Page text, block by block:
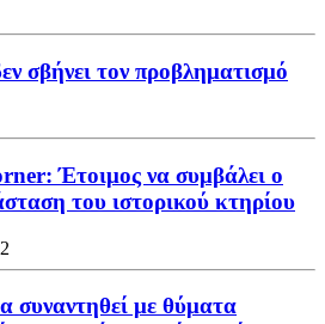
σβήνει τoν προβληματισμό
Έτοιμος να συμβάλει ο
του ιστορικού κτηρίου
συναντηθεί με θύματα